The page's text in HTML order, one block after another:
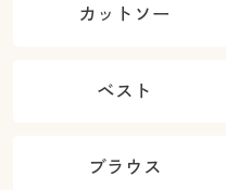
カットソー
ベスト
ブラウス